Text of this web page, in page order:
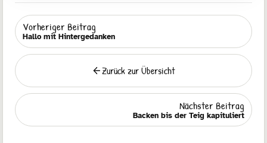
Vorheriger Beitrag
Hallo mit Hintergedanken
Zurück
Zurück zur Übersicht
Nächster Beitrag
Backen bis der Teig kapituliert